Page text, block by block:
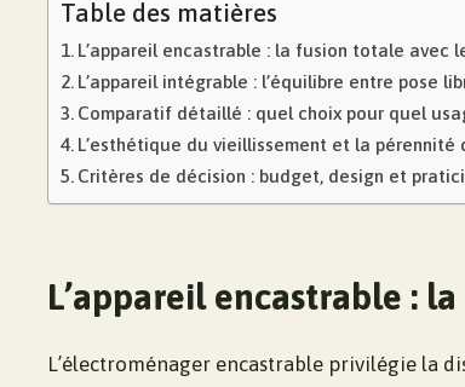
Table des matières
L’appareil encastrable : la fusion totale avec
L’appareil intégrable : l’équilibre entre pose
Comparatif détaillé : quel choix pour quel
L’esthétique du vieillissement et la pérennité
Critères de décision : budget, design et
L’appareil encastrable :
L’électroménager encastrable privilégie la